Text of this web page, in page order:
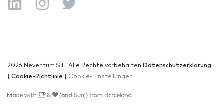
2026 Neventum S.L. Alle Rechte vorbehalten Datenschutzerklärung
Cookie-Richtlinie Cookie-Einstellungen